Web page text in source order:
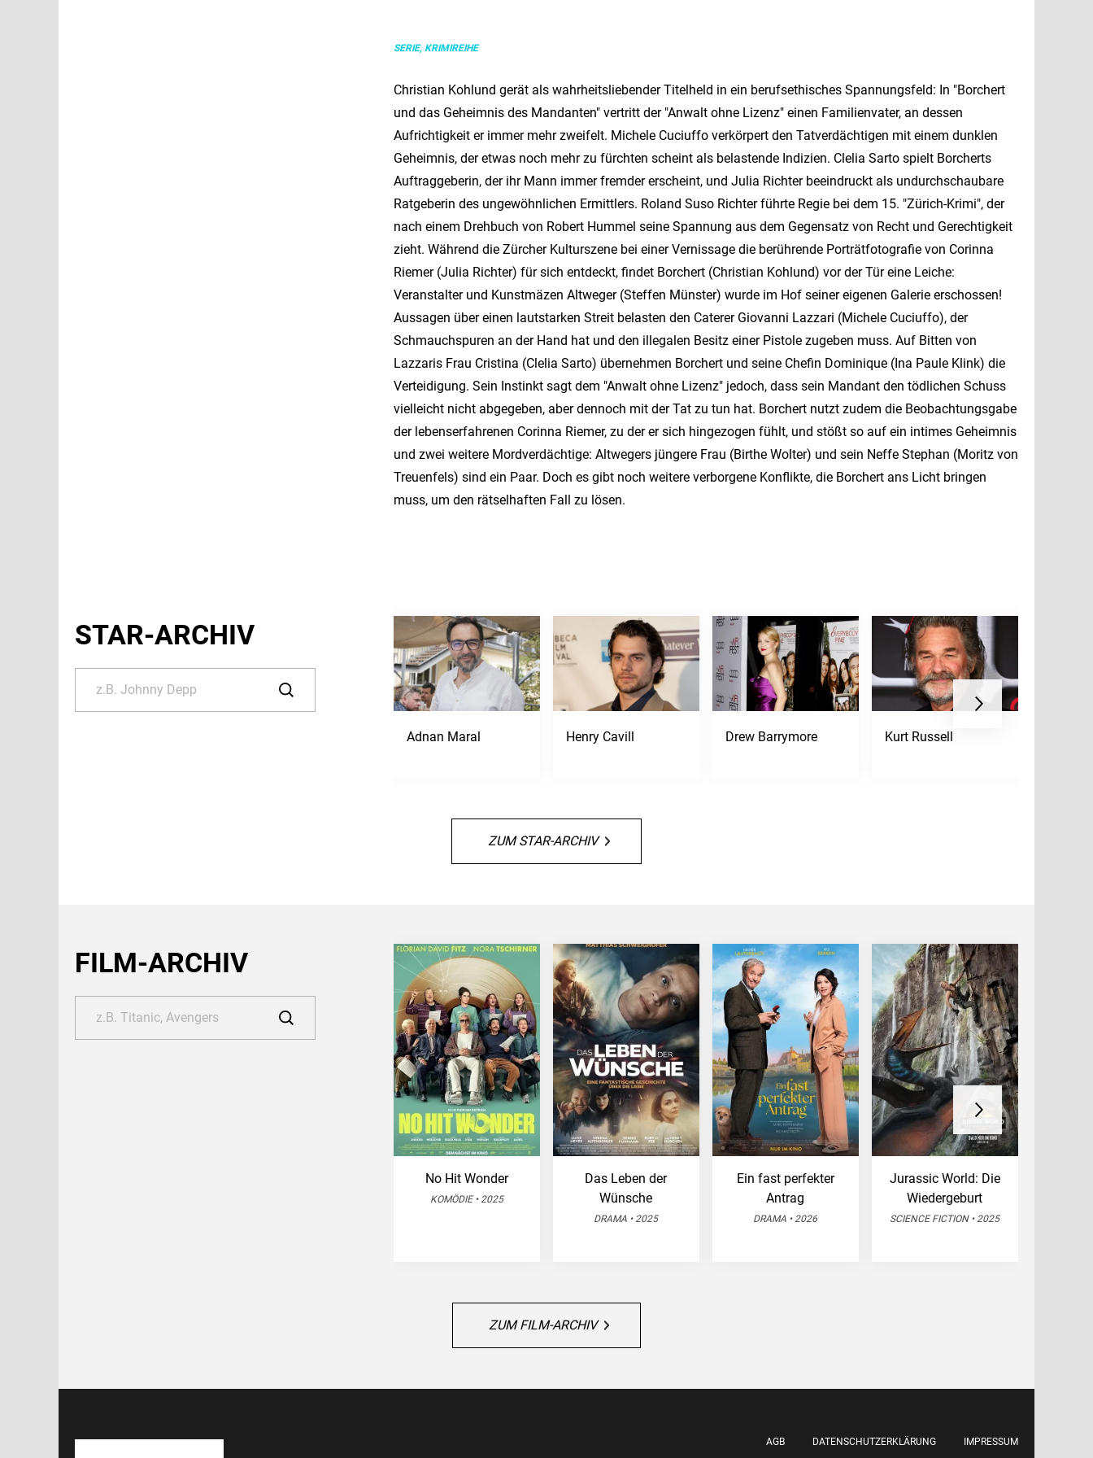
SERIE, KRIMIREIHE
Christian Kohlund gerät als wahrheitsliebender Titelheld in ein berufsethisches Spannungsfeld: In "Borchert
und das Geheimnis des Mandanten" vertritt der "Anwalt ohne Lizenz" einen Familienvater, an dessen
Aufrichtigkeit er immer mehr zweifelt. Michele Cuciuffo verkörpert den Tatverdächtigen mit einem dunklen
Geheimnis, der etwas noch mehr zu fürchten scheint als belastende Indizien. Clelia Sarto spielt Borcherts
Auftraggeberin, der ihr Mann immer fremder erscheint, und Julia Richter beeindruckt als undurchschaubare
Ratgeberin des ungewöhnlichen Ermittlers. Roland Suso Richter führte Regie bei dem 15. "Zürich-Krimi", der
nach einem Drehbuch von Robert Hummel seine Spannung aus dem Gegensatz von Recht und Gerechtigkeit
zieht. Während die Zürcher Kulturszene bei einer Vernissage die berührende Porträtfotografie von Corinna
Riemer (Julia Richter) für sich entdeckt, findet Borchert (Christian Kohlund) vor der Tür eine Leiche:
Veranstalter und Kunstmäzen Altweger (Steffen Münster) wurde im Hof seiner eigenen Galerie erschossen!
Aussagen über einen lautstarken Streit belasten den Caterer Giovanni Lazzari (Michele Cuciuffo), der
Schmauchspuren an der Hand hat und den illegalen Besitz einer Pistole zugeben muss. Auf Bitten von
Lazzaris Frau Cristina (Clelia Sarto) übernehmen Borchert und seine Chefin Dominique (Ina Paule Klink) die
Verteidigung. Sein Instinkt sagt dem "Anwalt ohne Lizenz" jedoch, dass sein Mandant den tödlichen Schuss
vielleicht nicht abgegeben, aber dennoch mit der Tat zu tun hat. Borchert nutzt zudem die Beobachtungsgabe
der lebenserfahrenen Corinna Riemer, zu der er sich hingezogen fühlt, und stößt so auf ein intimes Geheimnis
und zwei weitere Mordverdächtige: Altwegers jüngere Frau (Birthe Wolter) und sein Neffe Stephan (Moritz von
Treuenfels) sind ein Paar. Doch es gibt noch weitere verborgene Konflikte, die Borchert ans Licht bringen
muss, um den rätselhaften Fall zu lösen.
STAR-ARCHIV
Adnan Maral Henry Cavill Drew Barrymore Kurt Russell
ZUM STAR-ARCHIV
FILM-ARCHIV
No Hit Wonder
KOMÖDIE • 2025
Das Leben der
Wünsche
DRAMA • 2025
Ein fast perfekter
Antrag
DRAMA • 2026
Jurassic World: Die
Wiedergeburt
SCIENCE FICTION • 2025
ZUM FILM-ARCHIV
AGB DATENSCHUTZERKLÄRUNG IMPRESSUM